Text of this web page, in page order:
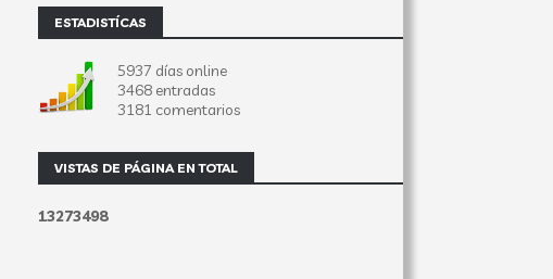
ESTADISTÍCAS
5937 días online
3468 entradas
3181 comentarios
VISTAS DE PÁGINA EN TOTAL
13273498